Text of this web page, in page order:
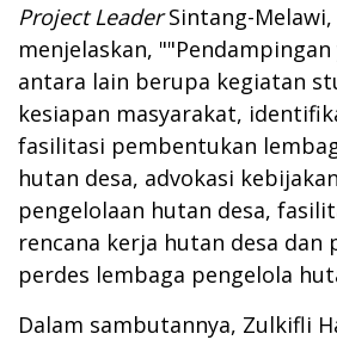
Project LeaderSintang-Melawi,
menjelaskan,
antara lain berupa kegiatan
kesiapan masyarakat,
fasilitasi pembentukan
hutan desa, advokasi
pengelolaan hutan desa,
rencana kerja hutan desa dan
perdes lembaga pengelola
Dalam sambutannya, Zulkifli